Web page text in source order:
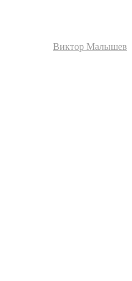
Виктор Малышев